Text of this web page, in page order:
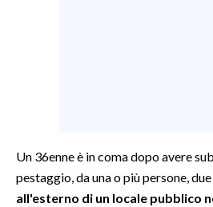
SPETTACOLI
GOSSIP
Un 36enne è in coma dopo avere
pestaggio, da una o più persone,
all'esterno di un locale pubblico